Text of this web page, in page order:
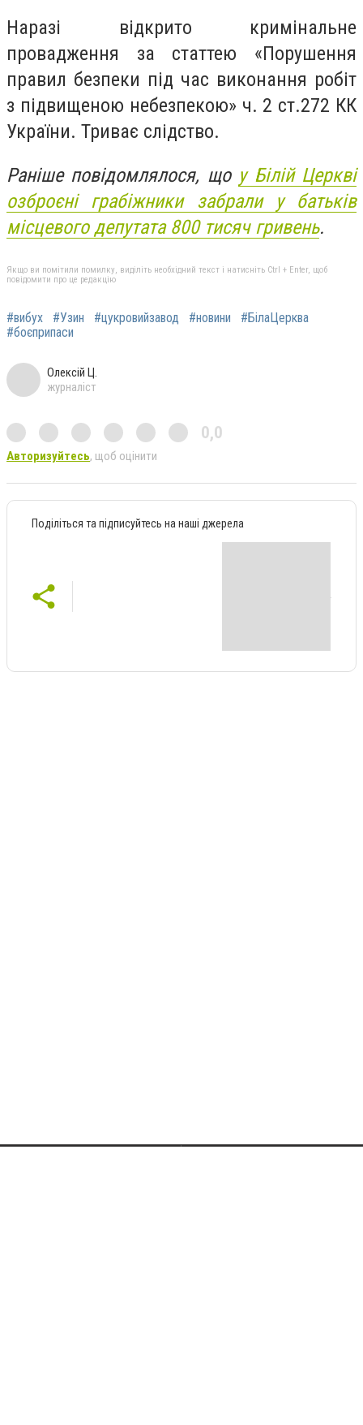
Наразі відкрито кримінальне
провадження за статтею «Порушення
правил безпеки під час виконання робіт
з підвищеною небезпекою» ч. 2 ст.272 КК
України. Триває слідство.
Раніше повідомлялося, що у Білій Церкві
озброєні грабіжники забрали у батьків
місцевого депутата 800 тисяч гривень.
Якщо ви помітили помилку, виділіть необхідний текст і натисніть Ctrl + Enter, щоб
повідомити про це редакцію
#вибух #Узин #цукровийзавод #новини
#БілаЦерква
#боєприпаси
Олексій Ц.
журналіст
0,0
Авторизуйтесь, щоб оцінити
Поділіться та підписуйтесь на наші джерела